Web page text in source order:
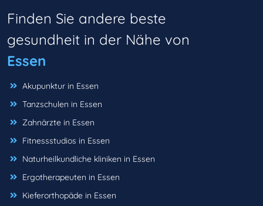
Finden Sie andere beste
gesundheit in der Nähe von
Essen
Akupunktur in Essen
Tanzschulen in Essen
Zahnärzte in Essen
Fitnessstudios in Essen
Naturheilkundliche kliniken in Essen
Ergotherapeuten in Essen
Kieferorthopäde in Essen